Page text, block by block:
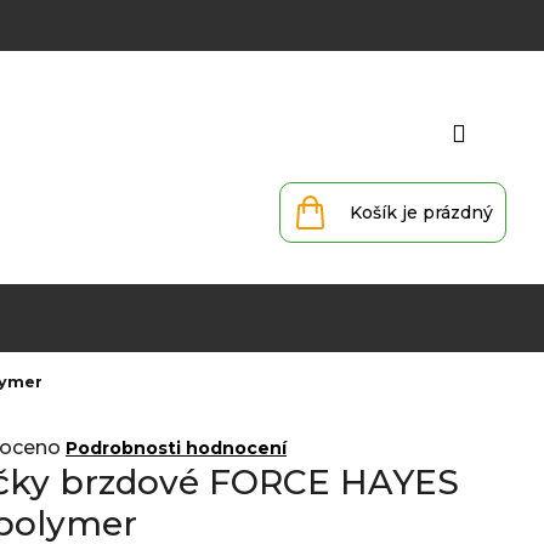
Nákupní
Podrobnosti hodnocení
brzdové FORCE HAYES